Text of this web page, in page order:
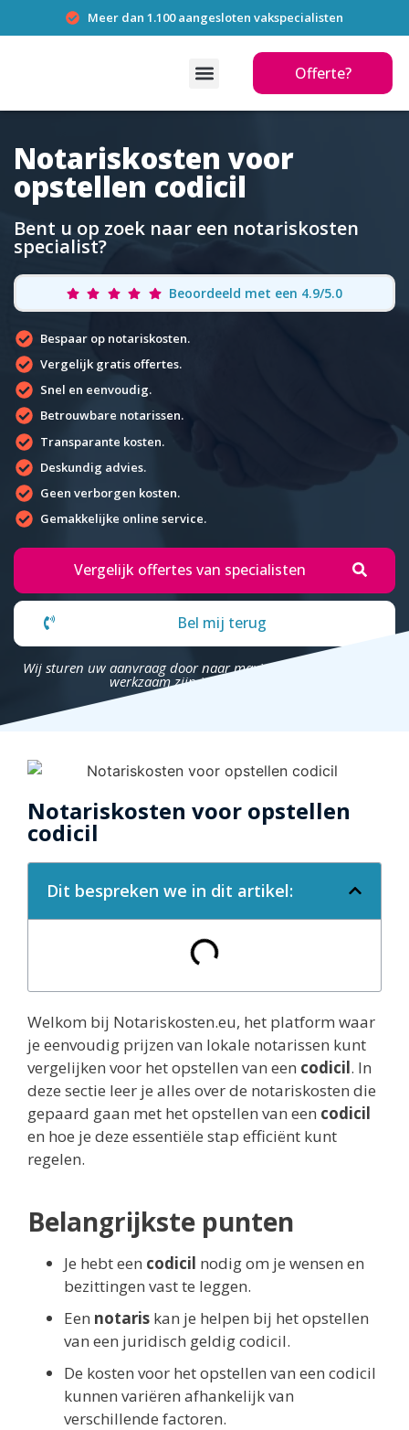
Meer dan 1.100 aangesloten vakspecialisten
Offerte?
Notariskosten voor
opstellen codicil
Bent u op zoek naar een notariskosten
specialist?
Beoordeeld met een 4.9/5.0
Bespaar op notariskosten.
Vergelijk gratis offertes.
Snel en eenvoudig.
Betrouwbare notarissen.
Transparante kosten.
Deskundig advies.
Geen verborgen kosten.
Gemakkelijke online service.
Vergelijk offertes van specialisten
Bel mij terug
Wij sturen uw aanvraag door naar maximaal 4 bedrijven die
werkzaam zijn in uw omgeving.
Notariskosten voor opstellen
codicil
Dit bespreken we in dit artikel:
Welkom bij Notariskosten.eu, het platform waar
je eenvoudig prijzen van lokale notarissen kunt
vergelijken voor het opstellen van een codicil. In
deze sectie leer je alles over de notariskosten die
gepaard gaan met het opstellen van een codicil
en hoe je deze essentiële stap efficiënt kunt
regelen.
Belangrijkste punten
Je hebt een codicil nodig om je wensen en
bezittingen vast te leggen.
Een notaris kan je helpen bij het opstellen
van een juridisch geldig codicil.
De kosten voor het opstellen van een codicil
kunnen variëren afhankelijk van
verschillende factoren.